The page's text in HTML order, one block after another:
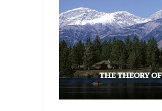
نظرية بيوفيليا THE THEORY OF